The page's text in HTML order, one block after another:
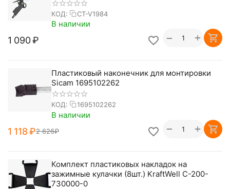
КОД: CT-V1984
В наличии
1 090₽ +
−
Пластиковый наконечник для монтировки
Sicam 1695102262
КОД: 1695102262
В наличии
1 118 ₽2 626₽ +
−
Комплект пластиковых накладок на
зажимные кулачки (8шт.) KraftWell C-200-
730000-0